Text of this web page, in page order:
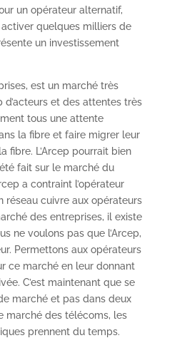
un opérateur alternatif,
activer quelques milliers de
un investissement
est un marché très
d’acteurs et des attentes très
tous une attente
la fibre et faire migrer leur
fibre. L’Arcep pourrait bien
fait sur le marché du
a contraint l’opérateur
réseau cuivre aux opérateurs
des entreprises, il existe
ne voulons pas que l’Arcep,
Permettons aux opérateurs
ce marché en leur donnant
C’est maintenant que se
marché et pas dans deux
marché des télécoms, les
prennent du temps.